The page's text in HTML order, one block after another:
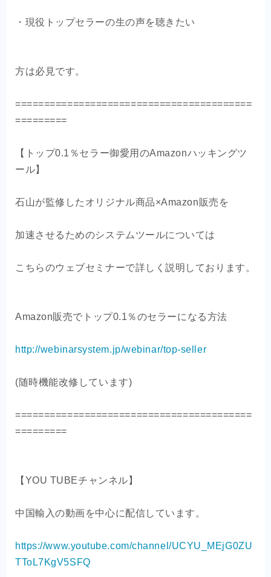
・現役トップセラーの生の声を聴きたい
方は必見です。
=========================================
=========
【トップ0.1％セラー御愛用のAmazonハッキングツ
ール】
石山が監修したオリジナル商品×Amazon販売を
加速させるためのシステムツールについては
こちらのウェブセミナーで詳しく説明しております。
Amazon販売でトップ0.1％のセラーになる方法
http://webinarsystem.jp/webinar/top-seller
(随時機能改修しています)
=========================================
=========
【YOU TUBEチャンネル】
中国輸入の動画を中心に配信しています。
https://www.youtube.com/channel/UCYU_MEjG0ZU
TToL7KgV5SFQ